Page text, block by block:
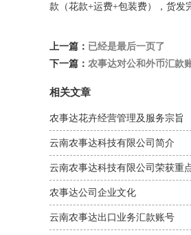
款（花款+运费+包装费），货发
上一篇： 已经是最后一页了
下一篇： 农事达对公和外币汇款
相关文章
农事达花卉经营管理及服务宗旨
云南农事达科技有限公司简介
云南农事达科技有限公司荣获重
农事达公司企业文化
云南农事达出口业务汇款账号